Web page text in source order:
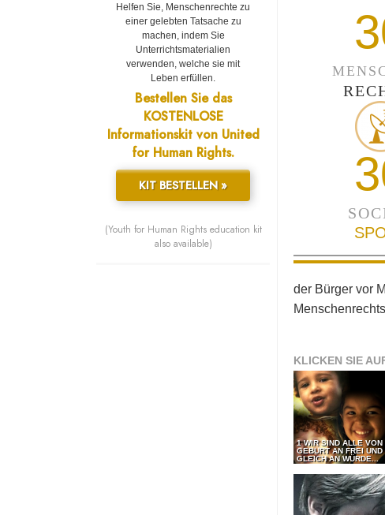
der Bürger vor
KLICKEN SIE
1 WIR SIND ALLE VON
GEBURT AN FREI UND
GLEICH AN WÜRDE...
Helfen Sie, Menschenrechte zu
einer gelebten Tatsache zu
machen, indem Sie
Unterrichtsmaterialien
verwenden, welche sie mit
Leben erfüllen.
Bestellen Sie das
KOSTENLOSE
Informationskit von United
for Human Rights.
KIT BESTELLEN »
(Youth for Human Rights education kit
also available)